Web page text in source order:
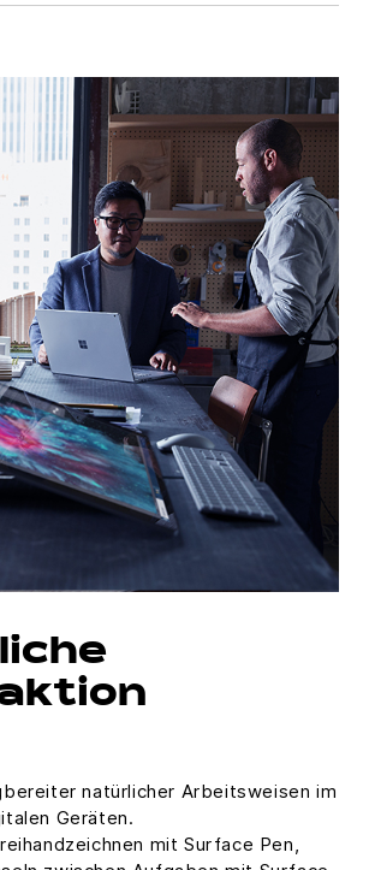
natürlicher Arbeitsweisen im
Geräten.
mit Surface Pen,